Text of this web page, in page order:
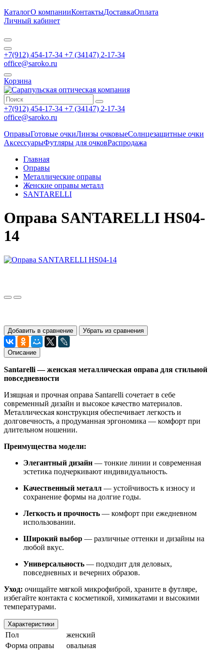
КаталогО компанииКонтактыДоставкаОплата
Личный кабинет
+7(912) 454-17-34 +7 (34147) 2-17-34
office@saroko.ru
Корзина
+7(912) 454-17-34 +7 (34147) 2-17-34
office@saroko.ru
ОправыГотовые очкиЛинзы очковыеСолнцезащитные очки
АксессуарыФутляры для очковРаспродажа
Главная
Оправы
Металлические оправы
Женские оправы металл
SANTARELLI
Оправа SANTARELLI HS04-
14
Добавить в сравнение Убрать из сравнения
Описание
Santarelli — женская металлическая оправа для стильной
повседневности
Изящная и прочная оправа Santarelli сочетает в себе
современный дизайн и высокое качество материалов.
Металлическая конструкция обеспечивает легкость и
долговечность, а продуманная эргономика — комфорт при
длительном ношении.
Преимущества модели:
Элегантный дизайн — тонкие линии и современная
эстетика подчеркивают индивидуальность.
Качественный металл — устойчивость к износу и
сохранение формы на долгие годы.
Легкость и прочность — комфорт при ежедневном
использовании.
Широкий выбор — различные оттенки и дизайны на
любой вкус.
Универсальность — подходит для деловых,
повседневных и вечерних образов.
Уход: очищайте мягкой микрофиброй, храните в футляре,
избегайте контакта с косметикой, химикатами и высокими
температурами.
Характеристики
Пол
женский
Форма оправы
овальная